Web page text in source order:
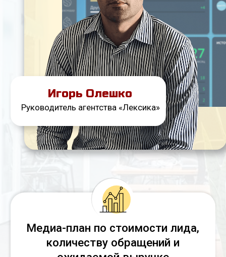
Никаких экспериментов —
экономика и прозрачный ROI
Медиа-план по стоимости лида,
количеству обращений и
ожидаемой выручке